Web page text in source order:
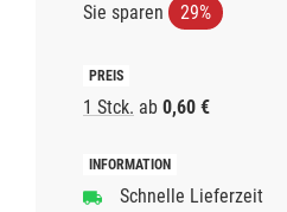
Sie sparen 29%
1 Stck. ab 0,60 €
Schnelle Lieferzeit